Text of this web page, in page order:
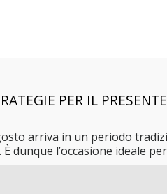
PER IL PRESENTE
arriva in un periodo
dunque l’occasione ideale